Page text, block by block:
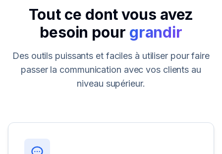
Tout ce dont vous avez
besoin pour grandir
Des outils puissants et faciles à utiliser pour faire
passer la communication avec vos clients au
niveau supérieur.